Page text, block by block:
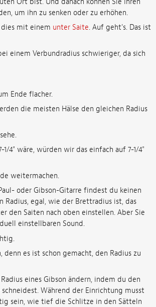
um ihn zu senken oder zu erhöhen.
dies mit einem unter Saite. Auf geht's. Das ist
einem Verbundradius schwieriger, da sich
Ende flacher.
die meisten Hälse den gleichen Radius
1/4" wäre, würden wir das einfach auf 7-1/4"
weitermachen.
oder Gibson-Gitarre findest du keinen
Radius, egal, wie der Brettradius ist, das
den Saiten nach oben einstellen. Aber Sie
einstellbaren Sound.
denn es ist schon gemacht, den Radius zu
eines Gibson ändern, indem du den
Während der Einrichtung musst
sein, wie tief die Schlitze in den Sätteln